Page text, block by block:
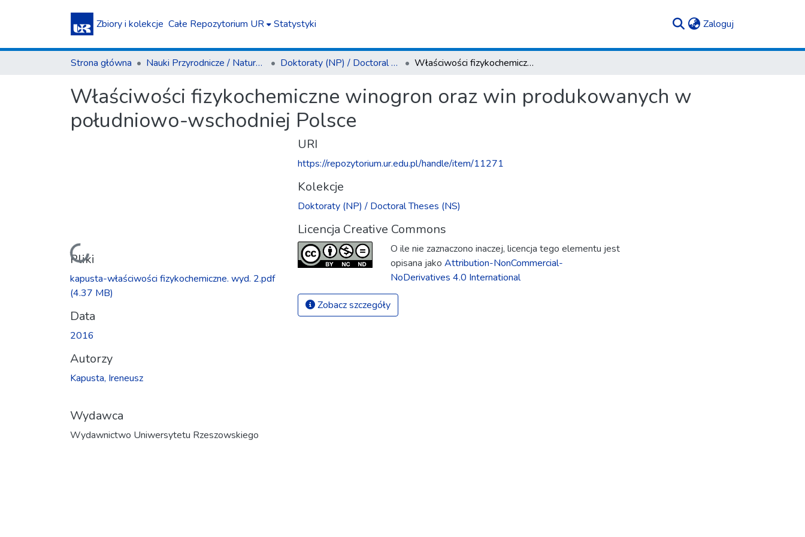
Zbiory i kolekcje Całe Repozytorium UR Statystyki Zaloguj
Strona główna Nauki Przyrodnicze / Natural Sciences Doktoraty (NP) / Doctoral Theses (NS) Właściwości fizykochemiczne winogron oraz win produkowanych w południowo-wschodniej Polsce
Właściwości fizykochemiczne winogron oraz win produkowanych w
południowo-wschodniej Polsce
Ładowanie...
Pliki
kapusta-właściwości fizykochemiczne. wyd. 2.pdf
(4.37 MB)
Data
2016
Autorzy
Kapusta, Ireneusz
Wydawca
Wydawnictwo Uniwersytetu Rzeszowskiego
URI
https://repozytorium.ur.edu.pl/handle/item/11271
Kolekcje
Doktoraty (NP) / Doctoral Theses (NS)
Licencja Creative Commons
O ile nie zaznaczono inaczej, licencja tego elementu jest
opisana jako Attribution-NonCommercial-
NoDerivatives 4.0 International
Zobacz szczegóły